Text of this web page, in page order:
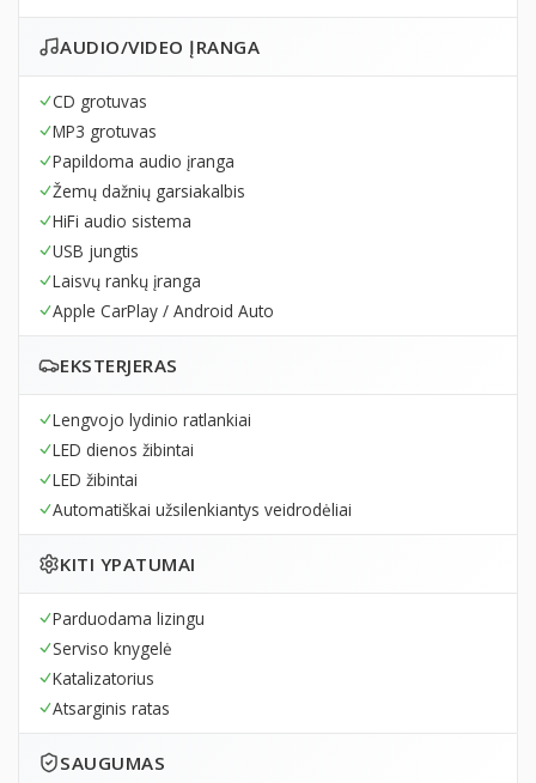
AUDIO/VIDEO ĮRANGA
CD grotuvas
MP3 grotuvas
Papildoma audio įranga
Žemų dažnių garsiakalbis
HiFi audio sistema
USB jungtis
Laisvų rankų įranga
Apple CarPlay / Android Auto
EKSTERJERAS
Lengvojo lydinio ratlankiai
LED dienos žibintai
LED žibintai
Automatiškai užsilenkiantys veidrodėliai
KITI YPATUMAI
Parduodama lizingu
Serviso knygelė
Katalizatorius
Atsarginis ratas
SAUGUMAS